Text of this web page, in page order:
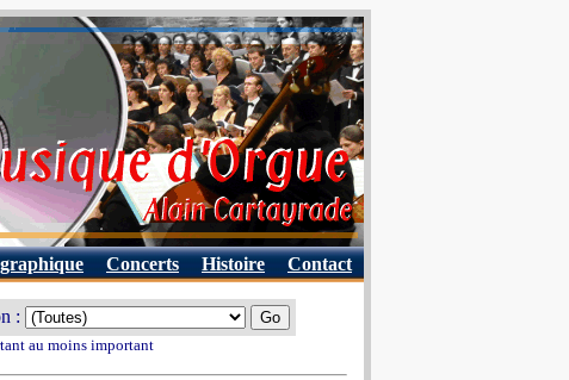
Concerts Histoire Contact
:
au moins important